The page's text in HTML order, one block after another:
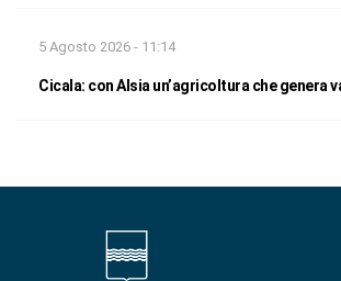
5 Agosto 2026 - 11:14
Cicala: con Alsia un’agricoltura che genera